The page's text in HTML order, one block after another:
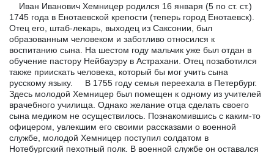
Иван Иванович Хемницер родился 16 января (5 по ст. ст.)
1745 года в Енотаевской крепости (теперь город Енотаевск).
Отец его, штаб-лекарь, выходец из Саксонии, был
образованным человеком и заботливо относился к
воспитанию сына. На шестом году мальчик уже был отдан в
обучение пастору Нейбауэру в Астрахани. Отец позаботился
также приискать человека, который бы мог учить сына
русскому языку. В 1755 году семья переехала в Петербург.
Здесь молодой Хемницер был помещен к одному из учителей
врачебного училища. Однако желание отца сделать своего
сына медиком не осуществилось. Познакомившись с каким-то
офицером, увлекшим его своими рассказами о военной
службе, молодой Хемницер поступил солдатом в
Нотебургский пехотный полк. В военной службе он оставался